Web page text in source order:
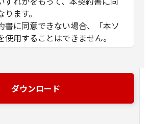
ます。
書に同意できない場合、「本ソ
使用することはできません。
お客様が「キヤノン製品」を利
めに、「キヤノン製品」に直接
ダウンロード